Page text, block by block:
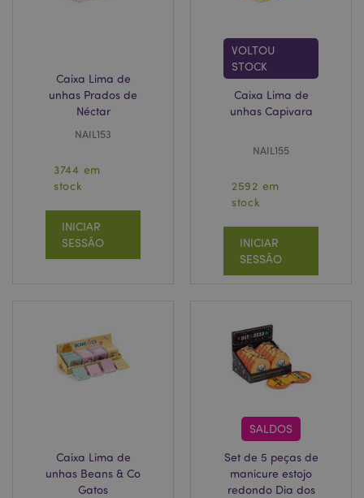
Caixa Lima de
unhas Prados de
Néctar
NAIL153
3744 em
stock
INICIAR
SESSÃO
VOLTOU
STOCK
Caixa Lima de
unhas Capivara
NAIL155
2592 em
stock
INICIAR
SESSÃO
Caixa Lima de
unhas Beans & Co
Gatos
SALDOS
Set de 5 peças de
manicure estojo
redondo Dia dos